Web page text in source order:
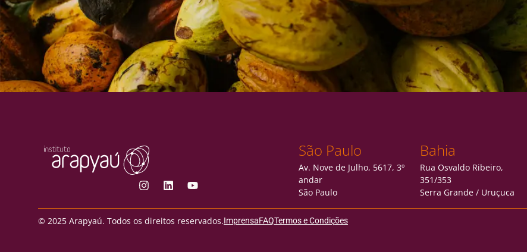
São Paulo
Av. Nove de Julho, 5617, 3º
andar
São Paulo
Bahia
Rua Osvaldo Ribeiro,
351/353
Serra Grande / Uruçuca
© 2025 Arapyaú. Todos os direitos reservados.ImprensaFAQTermos e Condições